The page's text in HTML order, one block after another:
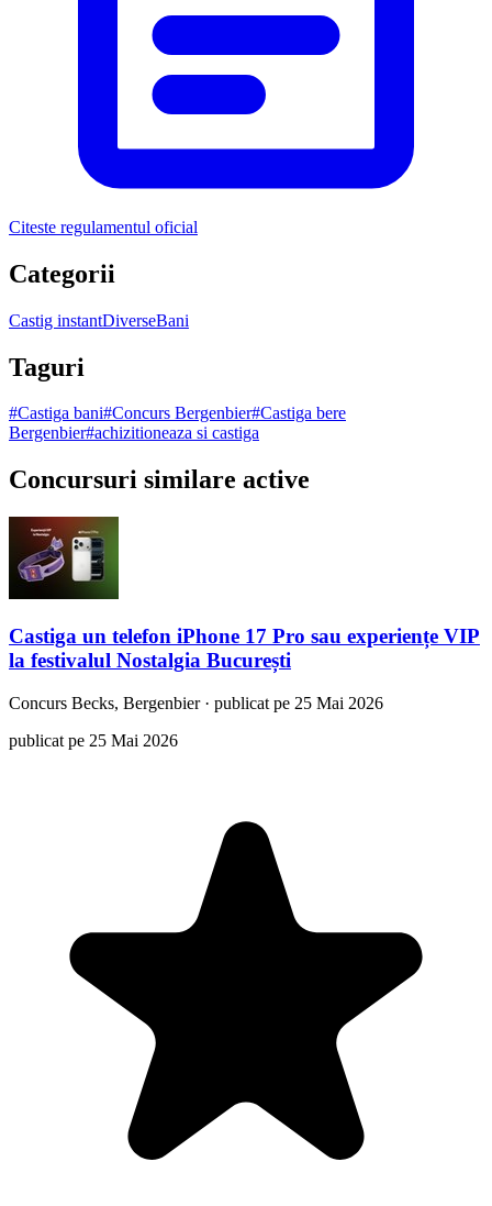
Citeste regulamentul oficial
Categorii
Castig instantDiverseBani
Taguri
#Castiga bani#Concurs Bergenbier#Castiga bere
Bergenbier#achizitioneaza si castiga
Concursuri similare active
Castiga un telefon iPhone 17 Pro sau experiențe VIP
la festivalul Nostalgia București
Concurs Becks, Bergenbier· publicat pe 25 Mai 2026
publicat pe 25 Mai 2026